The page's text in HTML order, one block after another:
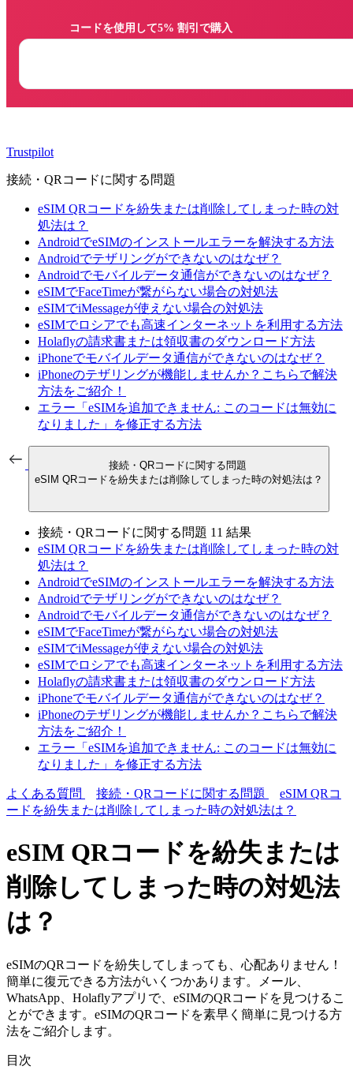
Trustpilot
接続・QRコードに関する問題
eSIM QRコードを紛失または削除してしまった時の対
処法は？
AndroidでeSIMのインストールエラーを解決する方法
Androidでテザリングができないのはなぜ？
Androidでモバイルデータ通信ができないのはなぜ？
eSIMでFaceTimeが繋がらない場合の対処法
eSIMでiMessageが使えない場合の対処法
eSIMでロシアでも高速インターネットを利用する方法
Holaflyの請求書または領収書のダウンロード方法
iPhoneでモバイルデータ通信ができないのはなぜ？
iPhoneのテザリングが機能しませんか？こちらで解決
方法をご紹介！
エラー「eSIMを追加できません: このコードは無効に
なりました」を修正する方法
接続・QRコードに関する問題
eSIM QRコードを紛失または削除してしまった時の対処法は？
接続・QRコードに関する問題 11 結果
eSIM QRコードを紛失または削除してしまった時の対
処法は？
AndroidでeSIMのインストールエラーを解決する方法
Androidでテザリングができないのはなぜ？
Androidでモバイルデータ通信ができないのはなぜ？
eSIMでFaceTimeが繋がらない場合の対処法
eSIMでiMessageが使えない場合の対処法
eSIMでロシアでも高速インターネットを利用する方法
Holaflyの請求書または領収書のダウンロード方法
iPhoneでモバイルデータ通信ができないのはなぜ？
iPhoneのテザリングが機能しませんか？こちらで解決
方法をご紹介！
エラー「eSIMを追加できません: このコードは無効に
なりました」を修正する方法
よくある質問 接続・QRコードに関する問題
eSIM QRコ
ードを紛失または削除してしまった時の対処法は？
eSIM QRコードを紛失または
削除してしまった時の対処法
は？
eSIMのQRコードを紛失してしまっても、心配ありません！
簡単に復元できる方法がいくつかあります。メール、
WhatsApp、Holaflyアプリで、eSIMのQRコードを見つけるこ
とができます。eSIMのQRコードを素早く簡単に見つける方
法をご紹介します。
目次